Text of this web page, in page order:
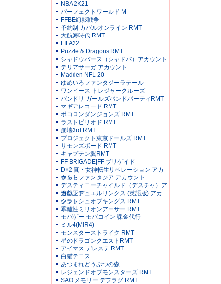
NBA 2K21
パーフェクトワールド M
FFBE幻影戦争
予約制 カバルオンライン RMT
大航海時代 RMT
FIFA22
Puzzle & Dragons RMT
シャドウバース（シャドバ）アカウント
テリアサーガ アカウント
Madden NFL 20
ゆめいろファンタジーラテール
ワンピース トレジャークルーズ
バンドリ ガールズバンドパーティRMT
マギアレコード RMT
ポコロンダンジョンズ RMT
ラストピリオド RMT
崩壊3rd RMT
プロジェクト東京ドールズ RMT
サモンズボード RMT
キャプテン翼RMT
FF BRIGADE|FF ブリゲイド
D×2 真・女神転生リベレーション アカ
ウント
きららファンタジア アカウント
デスティニーチャイルド（デスチャ）ア
カウント
遊戯王デュエルリンクス (英語版) アカ
ウント
クラッシュオブキングス RMT
乖離性ミリオンアーサー RMT
モバゲー モバコイン 課金代行
ミル4(MIR4)
モンスターストライク RMT
星のドラゴンクエストRMT
アイマス デレステ RMT
白猫テニス
あつまれどうぶつの森
レジェンドオブモンスターズ RMT
SAO メモリー デフラグ RMT